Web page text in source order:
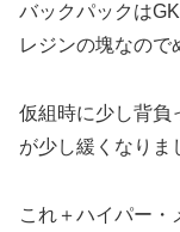
バックパックは
レジンの塊なので
仮組時に少し背負
が少し緩くなりま
これ＋ハイパー・